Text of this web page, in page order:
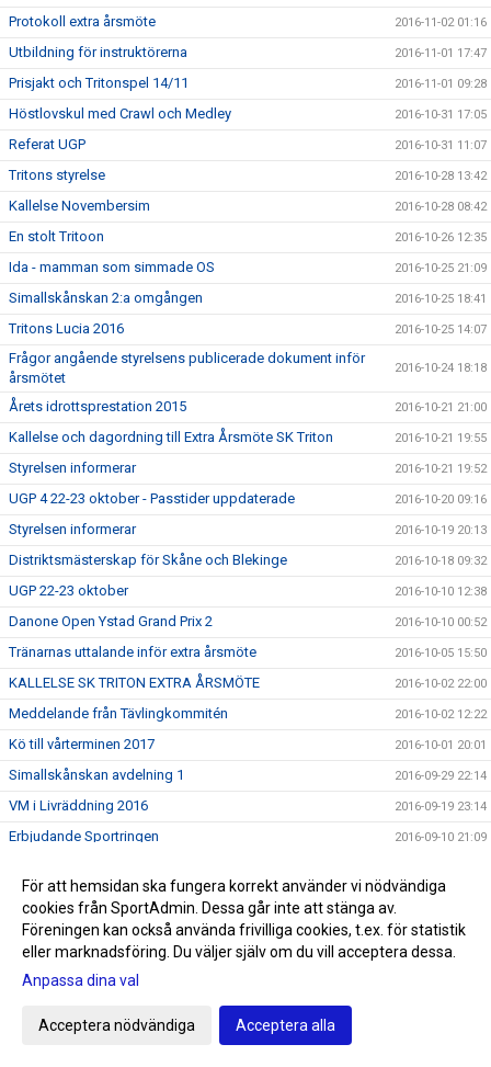
Protokoll extra årsmöte 2016-11-02 01:16
Utbildning för instruktörerna 2016-11-01 17:47
Prisjakt och Tritonspel 14/11 2016-11-01 09:28
Höstlovskul med Crawl och Medley 2016-10-31 17:05
Referat UGP 2016-10-31 11:07
Tritons styrelse 2016-10-28 13:42
Kallelse Novembersim 2016-10-28 08:42
En stolt Tritoon 2016-10-26 12:35
Ida - mamman som simmade OS 2016-10-25 21:09
Simallskånskan 2:a omgången 2016-10-25 18:41
Tritons Lucia 2016 2016-10-25 14:07
Frågor angående styrelsens publicerade dokument inför
årsmötet
2016-10-24 18:18
Årets idrottsprestation 2015 2016-10-21 21:00
Kallelse och dagordning till Extra Årsmöte SK Triton 2016-10-21 19:55
Styrelsen informerar 2016-10-21 19:52
UGP 4 22-23 oktober - Passtider uppdaterade 2016-10-20 09:16
Styrelsen informerar 2016-10-19 20:13
Distriktsmästerskap för Skåne och Blekinge 2016-10-18 09:32
UGP 22-23 oktober 2016-10-10 12:38
Danone Open Ystad Grand Prix 2 2016-10-10 00:52
Tränarnas uttalande inför extra årsmöte 2016-10-05 15:50
KALLELSE SK TRITON EXTRA ÅRSMÖTE 2016-10-02 22:00
Meddelande från Tävlingkommitén 2016-10-02 12:22
Kö till vårterminen 2017 2016-10-01 20:01
Simallskånskan avdelning 1 2016-09-29 22:14
VM i Livräddning 2016 2016-09-19 23:14
Erbjudande Sportringen 2016-09-10 21:09
Poseidon Team Cup 2016-08-29 21:34
Bokingsstart 2016-08-22 10:47
Ingen rast och ingen ro för Tritons valberedning 2016-08-19 12:19
Infomöte den 30 augusti
Prel tävlingskalender aug-sep 2016
För att hemsidan ska fungera korrekt använder vi nödvändiga
cookies från SportAdmin. Dessa går inte att stänga av.
Föreningen kan också använda frivilliga cookies, t.ex. för statistik
eller marknadsföring. Du väljer själv om du vill acceptera dessa.
Anpassa dina val
Acceptera nödvändiga Acceptera alla